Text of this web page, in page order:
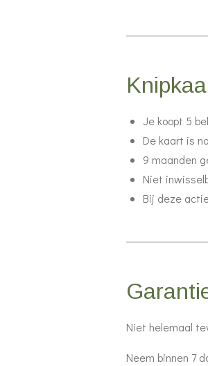
Je koopt 5
De kaart is
9 maanden
Niet
Bij deze
Niet helemaal
Neem binnen 7